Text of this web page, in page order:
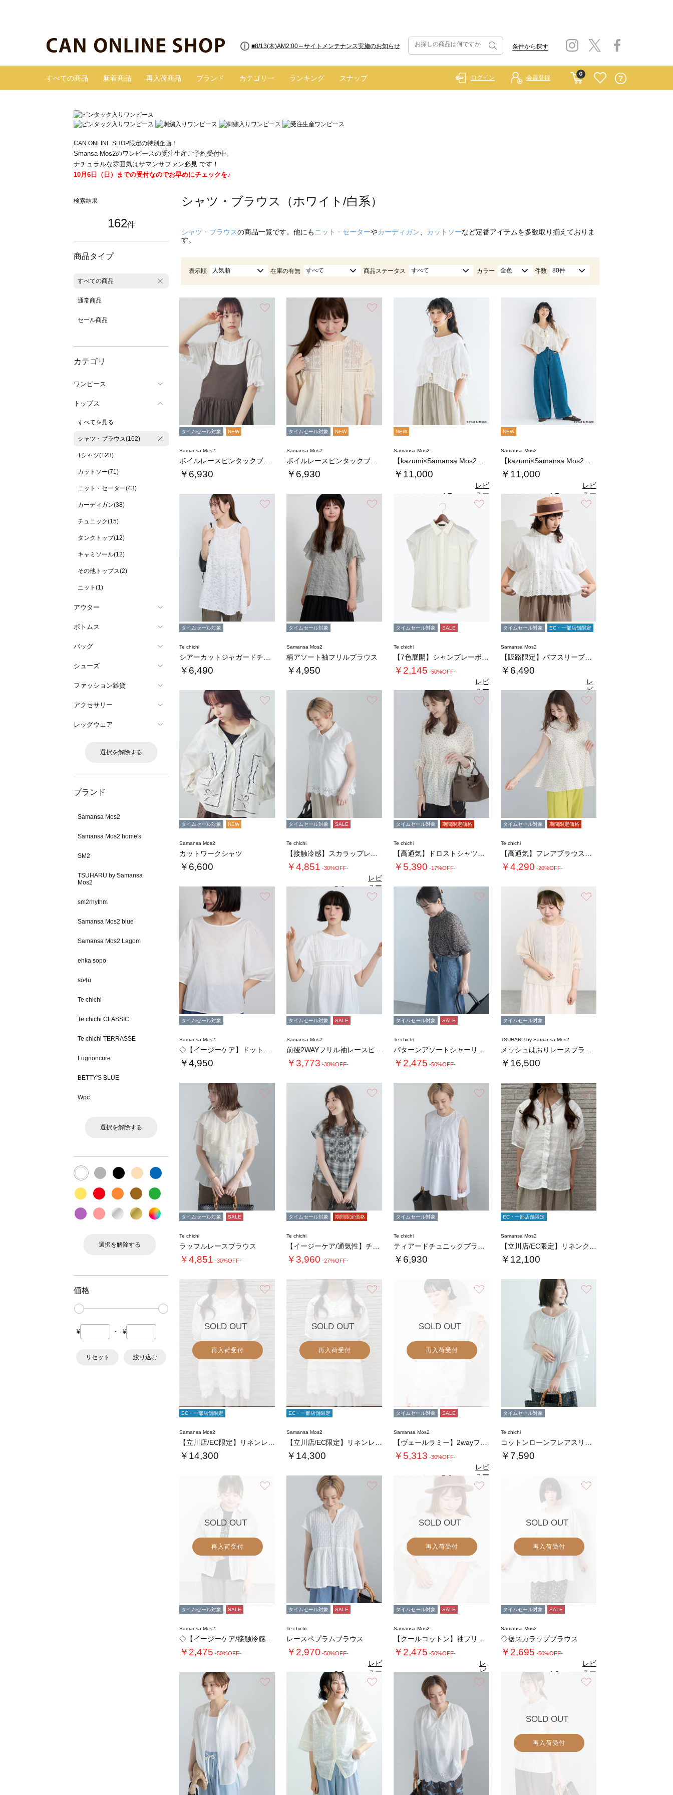
■8/13(木)AM2:00～サイトメンテナンス実施のお知らせ 条件から探す
すべての商品 新着商品 再入荷商品 ブランド カテゴリー ランキング スナップ
0
ログイン 会員登録
CAN ONLINE SHOP限定の特別企画！
Smansa Mos2のワンピースの受注生産ご予約受付中。
ナチュラルな雰囲気はサマンサファン必見 です！
10月6日（日）までの受付なのでお早めにチェックを♪
検索結果
162件
商品タイプ
すべての商品
通常商品
セール商品
カテゴリ
ワンピース
トップス
すべてを見る
シャツ・ブラウス(162)
Tシャツ(123)
カットソー(71)
ニット・セーター(43)
カーディガン(38)
チュニック(15)
タンクトップ(12)
キャミソール(12)
その他トップス(2)
ニット(1)
アウター
ボトムス
バッグ
シューズ
ファッション雑貨
アクセサリー
レッグウェア
選択を解除する
ブランド
Samansa Mos2
Samansa Mos2 home's
SM2
TSUHARU by Samansa
Mos2
sm2rhythm
Samansa Mos2 blue
Samansa Mos2 Lagom
ehka sopo
sō4ū
Te chichi
Te chichi CLASSIC
Te chichi TERRASSE
Lugnoncure
BETTY'S BLUE
Wpc.
選択を解除する
選択を解除する
価格
¥ ~ ¥
リセット 絞り込む
シャツ・ブラウス（ホワイト/白系）
シャツ・ブラウスの商品一覧です。他にも ニット・セーターやカーディガン カットソーなど定番アイテムを多数取り揃えておりま
す。
表示順 人気順 在庫の有無 すべて 商品ステータス すべて カラー 全色 件数 80件
タイムセール対象 NEW
Samansa Mos2
￥6,930
タイムセール対象 NEW
Samansa Mos2
￥6,930
NEW
Samansa Mos2
￥11,000
4.7
レビ
ュー
を見
る
NEW
Samansa Mos2
￥11,000
4.7（3）
レビ
ュー
を見
る
タイムセール対象
Te chichi
￥6,490
タイムセール対象
Samansa Mos2
柄アソート袖フリルブラウス
￥4,950
タイムセール対象 SALE
Te chichi
￥2,145 -50%OFF-
4.0（1）
レビ
ュー
を見
る
タイムセール対象 EC・一部店舗限定
Samansa Mos2
￥6,490
4.9（12）
レ
ビ
ュ
ー
見
る
タイムセール対象 NEW
Samansa Mos2
カットワークシャツ
￥6,600
タイムセール対象 SALE
Te chichi
￥4,851 -30%OFF-
5.0（1）
レビ
ュー
を見
る
タイムセール対象 期間限定価格
Te chichi
￥5,390 -17%OFF-
タイムセール対象 期間限定価格
Te chichi
￥4,290 -20%OFF-
タイムセール対象
Samansa Mos2
￥4,950
タイムセール対象 SALE
Samansa Mos2
￥3,773 -30%OFF-
タイムセール対象 SALE
Te chichi
￥2,475 -50%OFF-
タイムセール対象
TSUHARU by Samansa Mos2
￥16,500
タイムセール対象 SALE
Te chichi
ラッフルレースブラウス
￥4,851 -30%OFF-
タイムセール対象 期間限定価格
Te chichi
￥3,960 -27%OFF-
お気に入り
タイムセール対象
Te chichi
￥6,930
お気に入り
EC・一部店舗限定
Samansa Mos2
￥12,100
SOLD OUT
再入荷受付
EC・一部店舗限定
Samansa Mos2
￥14,300
SOLD OUT
再入荷受付
EC・一部店舗限定
Samansa Mos2
￥14,300
SOLD OUT
再入荷受付
タイムセール対象 SALE
Samansa Mos2
￥5,313 -30%OFF-
5.0（2）
レビ
ュー
を見
る
タイムセール対象
Te chichi
￥7,590
SOLD OUT
再入荷受付
タイムセール対象 SALE
Samansa Mos2
￥2,475 -50%OFF-
タイムセール対象 SALE
Te chichi
レースペプラムブラウス
￥2,970 -50%OFF-
3.0（1）
レビ
ュー
を見
る
SOLD OUT
再入荷受付
タイムセール対象 SALE
Samansa Mos2
￥2,475 -50%OFF-
4.7
レ
ビ
ュ
ー
SOLD OUT
再入荷受付
タイムセール対象 SALE
Samansa Mos2
◇裾スカラップブラウス
￥2,695 -50%OFF-
4.0
レビ
ュー
を見
る
SOLD OUT
再入荷受付